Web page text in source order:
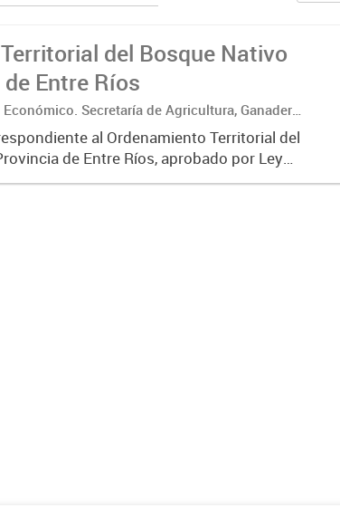
del Bosque Nativo
Entre Ríos
Secretaría de Agricultura, Ganadería
Nativos
al Ordenamiento Territorial del
de Entre Ríos, aprobado por Ley
Los datos pueden ser visualizados con